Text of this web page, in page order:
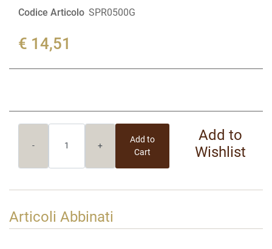
Codice Articolo SPR0500G
€ 14,51
Add to
Cart
Add to
Wishlist
Articoli Abbinati